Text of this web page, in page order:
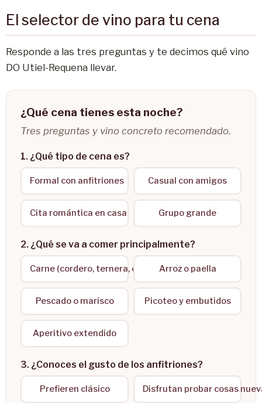
El selector de vino para tu cena
Responde a las tres preguntas y te decimos qué vino
DO Utiel-Requena llevar.
¿Qué cena tienes esta noche?
Tres preguntas y vino concreto recomendado.
1. ¿Qué tipo de cena es?
Formal con anfitriones Casual con amigos
Cita romántica en casa Grupo grande
2. ¿Qué se va a comer principalmente?
Carne (cordero, ternera, caza) Arroz o paella
Pescado o marisco Picoteo y embutidos
Aperitivo extendido
3. ¿Conoces el gusto de los anfitriones?
Prefieren clásico Disfrutan probar cosas